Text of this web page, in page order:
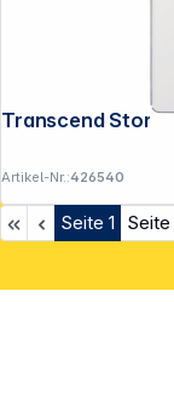
Artikel-Nr.:426540
Seite 1 Seite